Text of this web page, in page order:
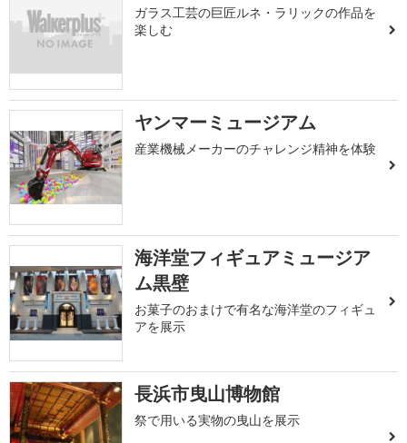
ガラス工芸の巨匠ルネ・ラリックの作品を
楽しむ
ヤンマーミュージアム
産業機械メーカーのチャレンジ精神を体験
海洋堂フィギュアミュージア
ム黒壁
お菓子のおまけで有名な海洋堂のフィギュ
アを展示
長浜市曳山博物館
祭で用いる実物の曳山を展示